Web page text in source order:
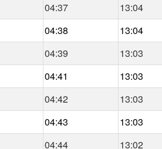
04:37 13:04
04:38 13:04
04:39 13:03
04:41 13:03
04:42 13:03
04:43 13:03
04:44 13:02